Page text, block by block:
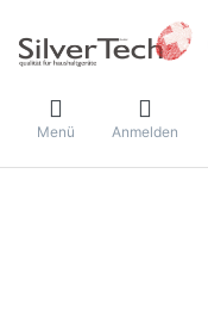
Menü Anmelden